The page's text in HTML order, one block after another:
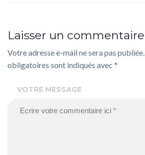
Laisser un commentaire
Votre adresse e-mail ne sera pas publiée.
obligatoires sont indiqués avec *
VOTRE MESSAGE